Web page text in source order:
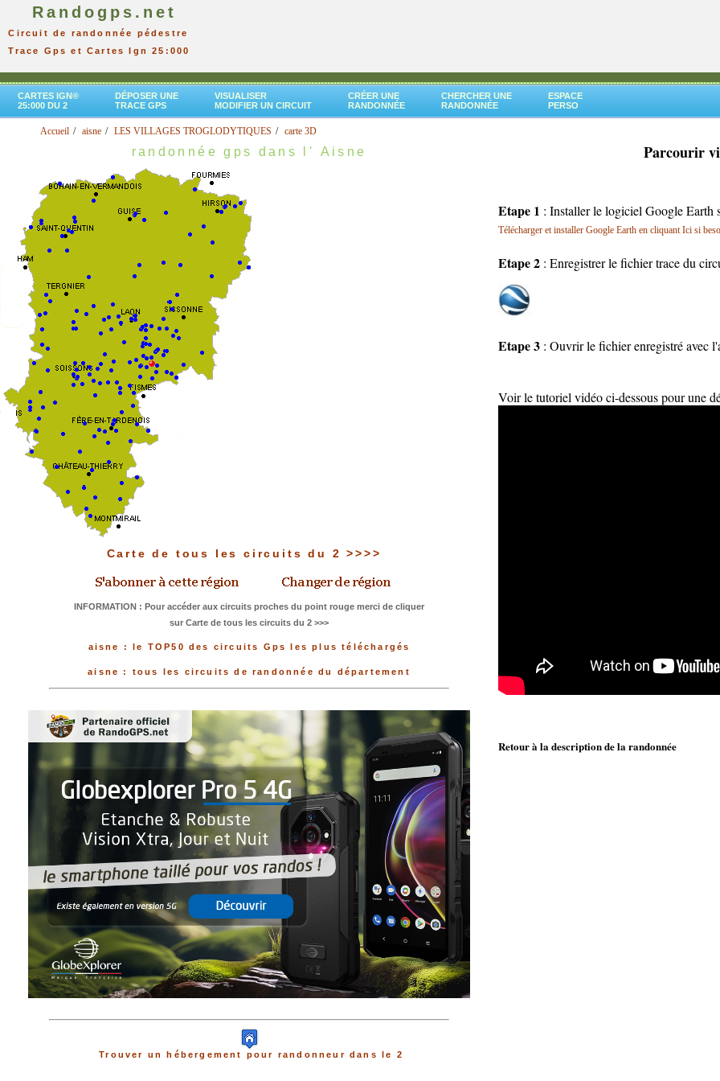
Randogps.net
Circuit de randonnée pédestre
Trace Gps et Cartes Ign 25:000
CARTES IGN®
25:000 DU 2
DÉPOSER UNE
TRACE GPS
VISUALISER
MODIFIER UN CIRCUIT
CRÉER UNE
RANDONNÉE
CHERCHER UNE
RANDONNÉE
ESPACE
PERSO
Accueil aisne LES VILLAGES TROGLODYTIQUES carte 3D
randonnée gps dans l' Aisne
Carte de tous les circuits du 2 >>>>
INFORMATION : Pour accéder aux circuits proches du point rouge merci de cliquer
sur Carte de tous les circuits du 2 >>>
aisne : le TOP50 des circuits Gps les plus téléchargés
aisne : tous les circuits de randonnée du département
Trouver un hébergement pour randonneur dans le 2
Parcourir
Etape 1 : Installer le logiciel Google Earth
Télécharger et installer Google Earth en cliquant Ici si
Etape 2 : Enregistrer le fichier trace du
Etape 3 : Ouvrir le fichier enregistré avec
Voir le tutoriel vidéo ci-dessous pour une
Retour à la description de la randonnée